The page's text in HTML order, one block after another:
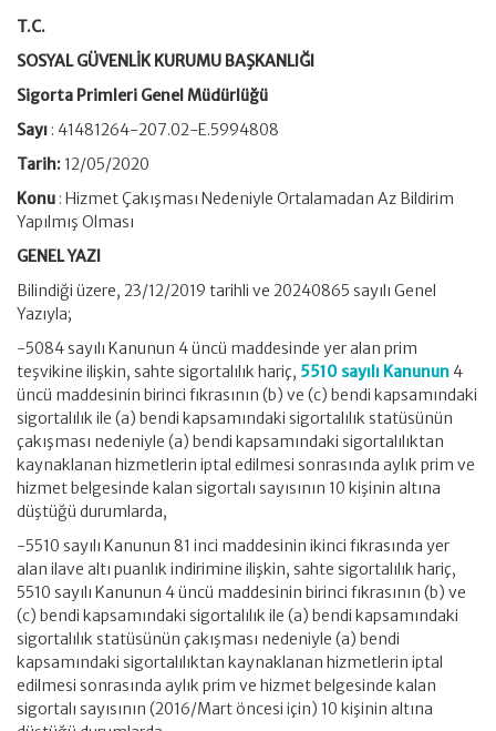
T.C.
SOSYAL GÜVENLİK KURUMU BAŞKANLIĞI
Sigorta Primleri Genel Müdürlüğü
Sayı : 41481264-207.02-E.5994808
Tarih: 12/05/2020
Konu : Hizmet Çakışması Nedeniyle Ortalamadan Az Bildirim
Yapılmış Olması
GENEL YAZI
Bilindiği üzere, 23/12/2019 tarihli ve 20240865 sayılı Genel
Yazıyla;
-5084 sayılı Kanunun 4 üncü maddesinde yer alan prim
teşvikine ilişkin, sahte sigortalılık hariç, 5510 sayılı Kanunun 4
üncü maddesinin birinci fıkrasının (b) ve (c) bendi kapsamındaki
sigortalılık ile (a) bendi kapsamındaki sigortalılık statüsünün
çakışması nedeniyle (a) bendi kapsamındaki sigortalılıktan
kaynaklanan hizmetlerin iptal edilmesi sonrasında aylık prim ve
hizmet belgesinde kalan sigortalı sayısının 10 kişinin altına
düştüğü durumlarda,
-5510 sayılı Kanunun 81 inci maddesinin ikinci fıkrasında yer
alan ilave altı puanlık indirimine ilişkin, sahte sigortalılık hariç,
5510 sayılı Kanunun 4 üncü maddesinin birinci fıkrasının (b) ve
(c) bendi kapsamındaki sigortalılık ile (a) bendi kapsamındaki
sigortalılık statüsünün çakışması nedeniyle (a) bendi
kapsamındaki sigortalılıktan kaynaklanan hizmetlerin iptal
edilmesi sonrasında aylık prim ve hizmet belgesinde kalan
sigortalı sayısının (2016/Mart öncesi için) 10 kişinin altına